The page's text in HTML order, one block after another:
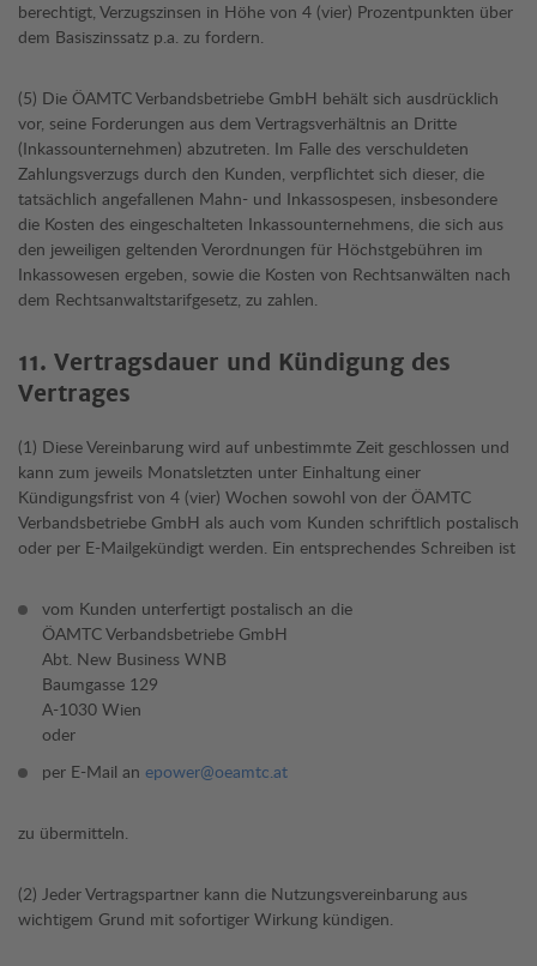
berechtigt, Verzugszinsen in Höhe von 4 (vier) Prozentpunkten über
dem Basiszinssatz p.a. zu fordern.
(5) Die ÖAMTC Verbandsbetriebe GmbH behält sich ausdrücklich
vor, seine Forderungen aus dem Vertragsverhältnis an Dritte
(Inkassounternehmen) abzutreten. Im Falle des verschuldeten
Zahlungsverzugs durch den Kunden, verpflichtet sich dieser, die
tatsächlich angefallenen Mahn- und Inkassospesen, insbesondere
die Kosten des eingeschalteten Inkassounternehmens, die sich aus
den jeweiligen geltenden Verordnungen für Höchstgebühren im
Inkassowesen ergeben, sowie die Kosten von Rechtsanwälten nach
dem Rechtsanwaltstarifgesetz, zu zahlen.
11. Vertragsdauer und Kündigung des
Vertrages
(1) Diese Vereinbarung wird auf unbestimmte Zeit geschlossen und
kann zum jeweils Monatsletzten unter Einhaltung einer
Kündigungsfrist von 4 (vier) Wochen sowohl von der ÖAMTC
Verbandsbetriebe GmbH als auch vom Kunden schriftlich postalisch
oder per E-Mailgekündigt werden. Ein entsprechendes Schreiben ist
vom Kunden unterfertigt postalisch an die
ÖAMTC Verbandsbetriebe GmbH
Abt. New Business WNB
Baumgasse 129
A-1030 Wien
oder
per E-Mail an epower@oeamtc.at
zu übermitteln.
(2) Jeder Vertragspartner kann die Nutzungsvereinbarung aus
wichtigem Grund mit sofortiger Wirkung kündigen.